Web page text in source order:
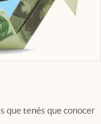
que tenés que conocer